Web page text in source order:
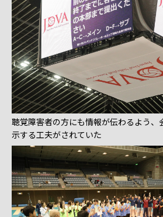
聴覚障害者の方にも情報が伝わるよう、
示する工夫がされていた